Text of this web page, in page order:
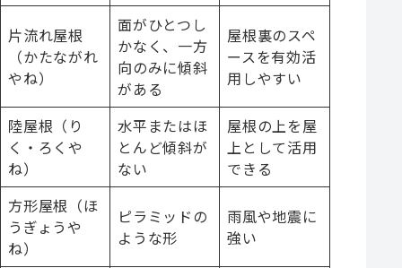
片流れ屋根
（かたながれ
やね）
面がひとつし
かなく、一方
向のみに傾斜
がある
屋根裏のスペ
ースを有効活
用しやすい
陸屋根（り
く・ろくや
ね）
水平またはほ
とんど傾斜が
ない
屋根の上を屋
上として活用
できる
方形屋根（ほ
うぎょうや
ね）
ピラミッドの
ような形
雨風や地震に
強い